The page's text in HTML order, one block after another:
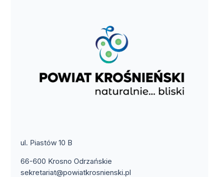
ul. Piastów 10 B
66-600 Krosno Odrzańskie
sekretariat@powiatkrosnienski.pl